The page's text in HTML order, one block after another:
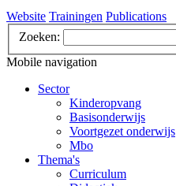
Website Trainingen Publications
Zoeken:
Mobile navigation
Sector
Kinderopvang
Basisonderwijs
Voortgezet onderwijs
Mbo
Thema's
Curriculum